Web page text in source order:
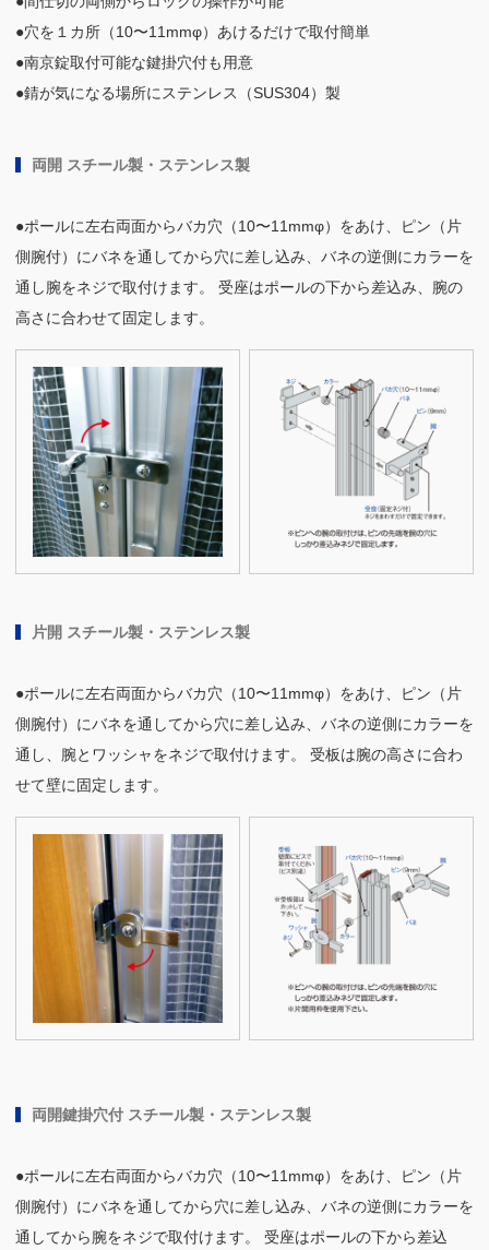
●穴を１カ所（10〜11mmφ）あけるだけで取付簡単
●南京錠取付可能な鍵掛穴付も用意
●錆が気になる場所にステンレス（SUS304）製
両開 スチール製・ステンレス製
●ポールに左右両面からバカ穴（10〜11mmφ）をあけ、ピン（片
側腕付）にバネを通してから穴に差し込み、バネの逆側にカラーを
通し腕をネジで取付けます。 受座はポールの下から差込み、腕の
高さに合わせて固定します。
片開 スチール製・ステンレス製
●ポールに左右両面からバカ穴（10〜11mmφ）をあけ、ピン（片
側腕付）にバネを通してから穴に差し込み、バネの逆側にカラーを
通し、腕とワッシャをネジで取付けます。 受板は腕の高さに合わ
せて壁に固定します。
両開鍵掛穴付 スチール製・ステンレス製
●ポールに左右両面からバカ穴（10〜11mmφ）をあけ、ピン（片
側腕付）にバネを通してから穴に差し込み、バネの逆側にカラーを
通してから腕をネジで取付けます。 受座はポールの下から差込